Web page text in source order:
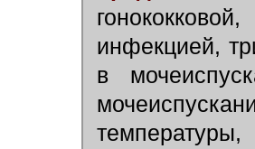
инфекцией,
в